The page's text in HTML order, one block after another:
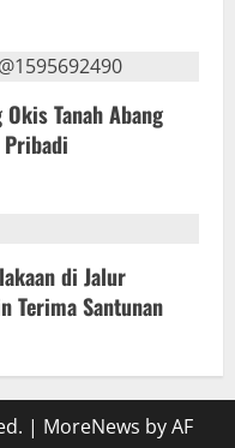
Tanah Abang
Pribadi
di Jalur
Terima Santunan
| MoreNews by AF